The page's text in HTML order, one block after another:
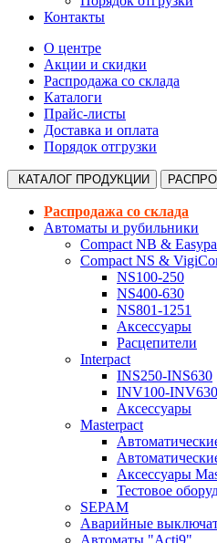
Контакты
О центре
Акции и скидки
Распродажа со склада
Каталоги
Прайс-листы
Доставка и оплата
Порядок отгрузки
КАТАЛОГ ПРОДУКЦИИ
Распродажа со склада
Автоматы и рубильники
Compact NB &
Compact NS &
NS100-250
NS400-630
NS801-1251
Аксессуары
Расцепители
Interpact
INS250-INS630
INV100-
Аксессуары
Masterpact
Аксессуары
Тестовое
SEPAM
Аварийные
Автоматы "Acti9"